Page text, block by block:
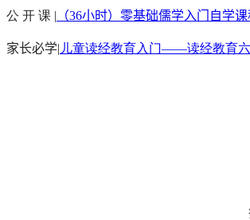
公 开 课 | （36小时）零基础儒学入门自学课
家长必学| 儿童读经教育入门——读经教育